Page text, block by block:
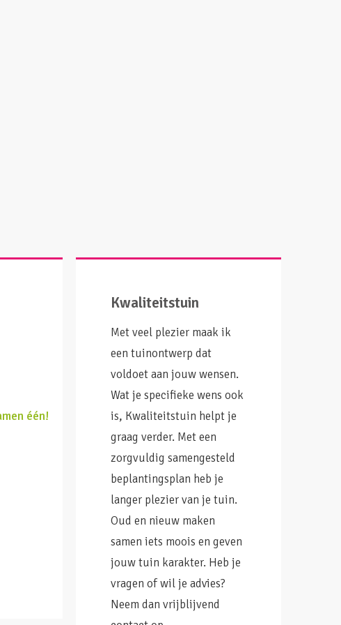
één!
Kwaliteitstuin
Met veel plezier maak ik
een tuinontwerp dat
voldoet aan jouw wensen.
Wat je specifieke wens ook
is, Kwaliteitstuin helpt je
graag verder. Met een
zorgvuldig samengesteld
beplantingsplan heb je
langer plezier van je tuin.
Oud en nieuw maken
samen iets moois en geven
jouw tuin karakter. Heb je
vragen of wil je advies?
Neem dan vrijblijvend